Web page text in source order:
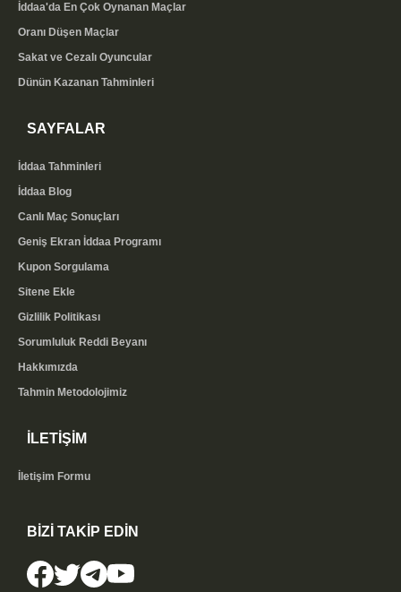
İddaa'da En Çok Oynanan Maçlar
Oranı Düşen Maçlar
Sakat ve Cezalı Oyuncular
Dünün Kazanan Tahminleri
SAYFALAR
İddaa Tahminleri
İddaa Blog
Canlı Maç Sonuçları
Geniş Ekran İddaa Programı
Kupon Sorgulama
Sitene Ekle
Gizlilik Politikası
Sorumluluk Reddi Beyanı
Hakkımızda
Tahmin Metodolojimiz
İLETİŞİM
İletişim Formu
BİZİ TAKİP EDİN